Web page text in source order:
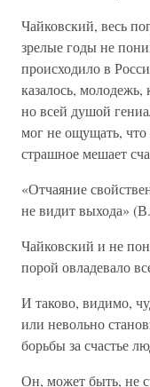
Чайковский, весь
зрелые годы не
происходило в
казалось,
но всей душой
мог не ощущать,
страшное мешает
«Отчаяние
не видит выхода»
Чайковский и не
порой овладевало
И таково, видимо,
или невольно
борьбы за счастье
Он, может быть, не